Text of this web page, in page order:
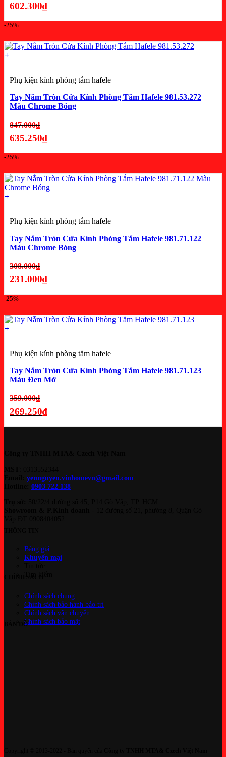
gốc
602.300₫
tại
-25%
+
Phụ kiện kính phòng tắm hafele
Tay Nắm Tròn Cửa Kính Phòng Tắm Hafele 981.53.272
Màu Chrome Bóng
847.000₫Giá
gốc
635.250₫
tại
là:
-25%
+
Phụ kiện kính phòng tắm hafele
Tay Nắm Tròn Cửa Kính Phòng Tắm Hafele 981.71.122
Màu Chrome Bóng
308.000₫Giá
gốc
231.000₫
tại
-25%
+
Phụ kiện kính phòng tắm hafele
Tay Nắm Tròn Cửa Kính Phòng Tắm Hafele 981.71.123
Màu Đen Mờ
359.000₫Giá
gốc
269.250₫
yennguyen.vinhomevn@gmail.com
0903 722 138
Bảng giá
Khuyến mại
Chính sách chung
Chính sách bảo hành bảo trì
Chính sách vận chuyển
Chính sách bảo mật
BẢN ĐỒ